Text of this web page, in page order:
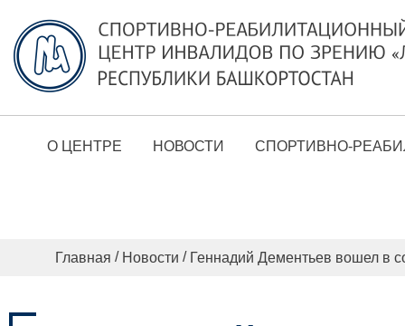
О ЦЕНТРЕ НОВОСТИ СПОРТИВНО-
Главная / Новости / Геннадий Дементьев вошел в